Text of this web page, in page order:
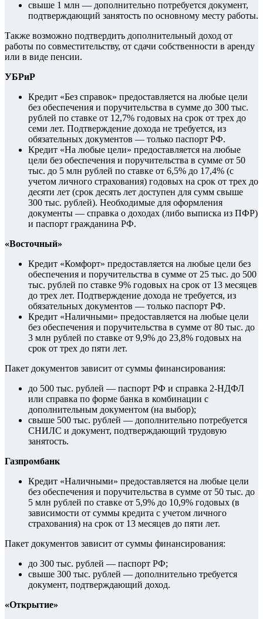
свыше 1 млн — дополнительно потребуется документ,
подтверждающий занятость по основному месту работы.
Также возможно подтвердить дополнительный доход от
работы по совместительству, от сдачи собственности в аренду
или в виде пенсии.
УБРиР
Кредит «Без справок» предоставляется на любые цели
без обеспечения и поручительства в сумме до 300 тыс.
рублей по ставке от 12,7% годовых на срок от трех до
семи лет. Подтверждение дохода не требуется, из
обязательных документов — только паспорт РФ.
Кредит «На любые цели» предоставляется на любые
цели без обеспечения и поручительства в сумме от 50
тыс. до 5 млн рублей по ставке от 6,5% до 17,4% (с
учетом личного страхования) годовых на срок от трех до
десяти лет (срок десять лет доступен для сумм свыше
300 тыс. рублей). Необходимые для оформления
документы — справка о доходах (либо выписка из ПФР)
и паспорт гражданина РФ.
«Восточный»
Кредит «Комфорт» предоставляется на любые цели без
обеспечения и поручительства в сумме от 25 тыс. до 500
тыс. рублей по ставке 9% годовых на срок от 13 месяцев
до трех лет. Подтверждение дохода не требуется, из
обязательных документов — только паспорт РФ.
Кредит «Наличными» предоставляется на любые цели
без обеспечения и поручительства в сумме от 80 тыс. до
3 млн рублей по ставке от 9,9% до 23,8% годовых на
срок от трех до пяти лет.
Пакет документов зависит от суммы финансирования:
до 500 тыс. рублей — паспорт РФ и справка 2-НДФЛ
или справка по форме банка в комбинации с
дополнительным документом (на выбор);
свыше 500 тыс. рублей — дополнительно потребуется
СНИЛС и документ, подтверждающий трудовую
занятость.
Газпромбанк
Кредит «Наличными» предоставляется на любые цели
без обеспечения и поручительства в сумме от 50 тыс. до
5 млн рублей по ставке от 5,9% до 10,9% годовых (в
зависимости от суммы кредита с учетом личного
страхования) на срок от 13 месяцев до пяти лет.
Пакет документов зависит от суммы финансирования:
до 300 тыс. рублей — паспорт РФ;
свыше 300 тыс. рублей — дополнительно требуется
документ, подтверждающий доход.
«Открытие»